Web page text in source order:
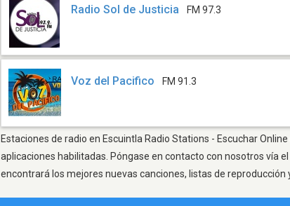
Radio Sol de Justicia FM 97.3
Voz del Pacifico FM 91.3
Estaciones de radio en Escuintla Radio Stations - Escuchar
aplicaciones habilitadas. Póngase en contacto con nosotros vía
encontrará los mejores nuevas canciones, listas de reproducción